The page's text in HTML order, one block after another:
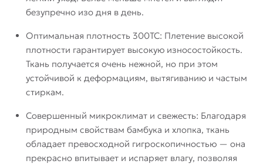
безупречно изо дня в день.
Оптимальная плотность 300ТС: Плетение высокой
плотности гарантирует высокую износостойкость.
Ткань получается очень нежной, но при этом
устойчивой к деформациям, вытягиванию и частым
стиркам.
Совершенный микроклимат и свежесть: Благодаря
природным свойствам бамбука и хлопка, ткань
обладает превосходной гигроскопичностью — она
прекрасно впитывает и испаряет влагу, позволяя